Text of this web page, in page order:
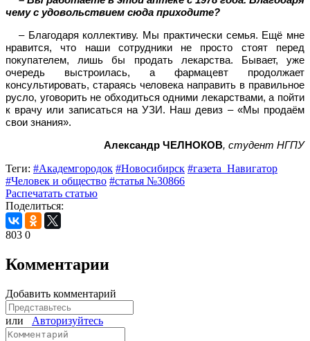
чему с удовольствием сюда приходите?
– Благодаря коллективу. Мы практически семья. Ещё мне
нравится, что наши сотрудники не просто стоят перед
покупателем, лишь бы продать лекарства. Бывает, уже
очередь выстроилась, а фармацевт продолжает
консультировать, стараясь человека направить в правильное
русло, уговорить не обходиться одними лекарствами, а пойти
к врачу или записаться на УЗИ. Наш девиз – «Мы продаём
свои знания».
Александр ЧЕЛНОКОВ, студент НГПУ
Теги: #Академгородок #Новосибирск #газета_Навигатор
#Человек и общество #статья №30866
Распечатать статью
Поделиться:
803 0
Комментарии
Добавить комментарий
или Авторизуйтесь